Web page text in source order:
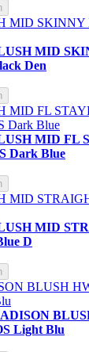
MID
Den
MID FL
Dark Blue
MID
D
Light Blu